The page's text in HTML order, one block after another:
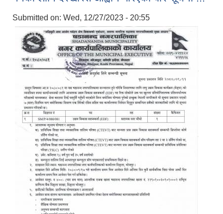
Submitted on: Wed, 12/27/2023 - 20:55